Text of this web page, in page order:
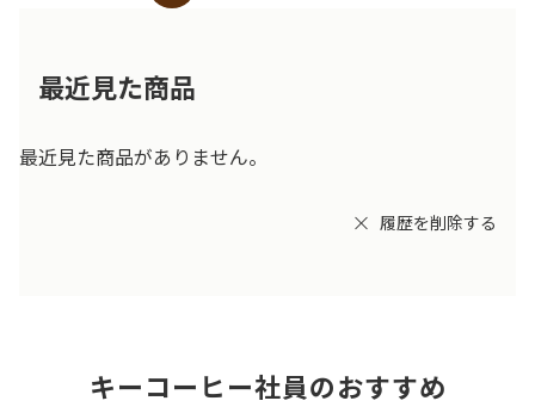
最近見た商品
最近見た商品がありません。
履歴を削除する
キーコーヒー社員のおすすめ